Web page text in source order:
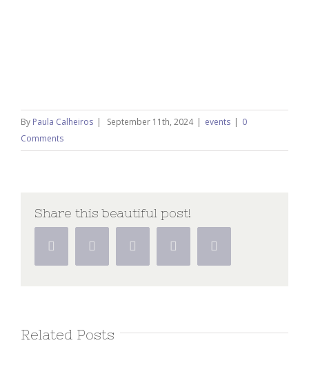
By Paula Calheiros | September 11th, 2024 | events | 0
Comments
Share this beautiful post!
Facebook Twitter Linkedin Google+
Related Posts